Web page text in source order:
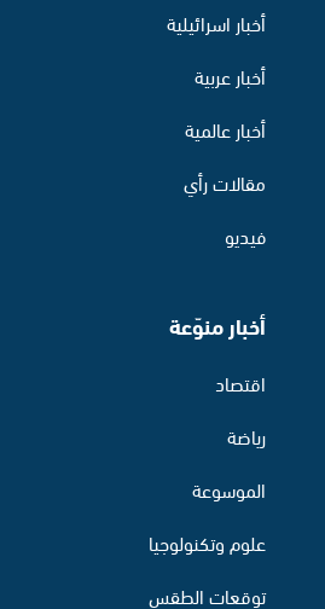
أخبار اسرائيلية
أخبار عربية
أخبار عالمية
مقالات رأي
فيديو
أخبار منوّعة
اقتصاد
رياضة
الموسوعة
علوم وتكنولوجيا
توقعات الطقس